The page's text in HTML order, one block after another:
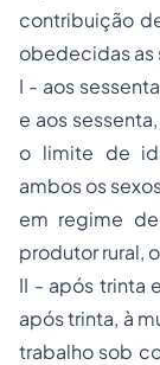
contribuição
obedecidas as
I - aos
e aos
o limite de
ambos os
em regime
produtor rural,
II - após trinta
após trinta, à
trabalho sob